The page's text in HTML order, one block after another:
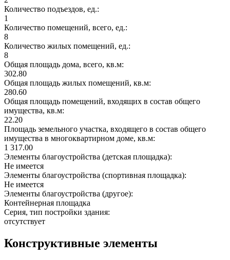
Количество подъездов, ед.:
1
Количество помещений, всего, ед.:
8
Количество жилых помещений, ед.:
8
Общая площадь дома, всего, кв.м:
302.80
Общая площадь жилых помещений, кв.м:
280.60
Общая площадь помещений, входящих в состав общего
имущества, кв.м:
22.20
Площадь земельного участка, входящего в состав общего
имущества в многоквартирном доме, кв.м:
1 317.00
Элементы благоустройства (детская площадка):
Не имеется
Элементы благоустройства (спортивная площадка):
Не имеется
Элементы благоустройства (другое):
Контейнерная площадка
Серия, тип постройки здания:
отсутствует
Конструктивные элементы